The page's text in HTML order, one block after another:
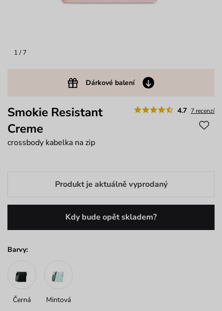
1 / 7
Dárkové balení
4.7 7 recenzí
Smokie Resistant
Creme
crossbody kabelka na zip
Produkt je aktuálně vyprodaný
Kdy bude opět skladem?
Barvy:
Černá Mintová